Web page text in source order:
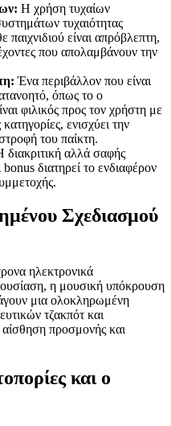
Η χρήση τυχαίων
τυχαιότητας
παιχνιδιού είναι απρόβλεπτη,
που απολαμβάνουν την
Ένα περιβάλλον που είναι
όπως το ο
φιλικός προς τον χρήστη με
ενισχύει την
του παίκτη.
διακριτική αλλά σαφής
διατηρεί το ενδιαφέρον
Σχεδιασμού
ηλεκτρονικά
η μουσική υπόκρουση
μια ολοκληρωμένη
τζακπότ και
προσμονής και
και ο